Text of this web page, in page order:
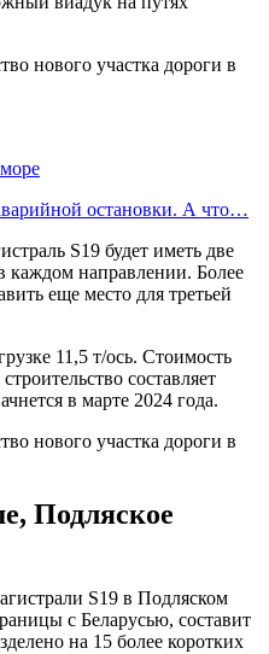
остановки. А что…
S19 будет иметь две
каждом направлении. Более
еще место для третьей
11,5 т/ось. Стоимость
составляет
в марте 2024 года.
Подляское
S19 в Подляском
с Беларусью, составит
на 15 более коротких